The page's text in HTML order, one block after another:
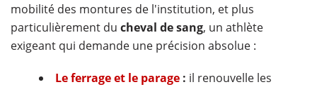
mobilité des montures de l'institution, et plus
particulièrement du cheval de sang, un athlète
exigeant qui demande une précision absolue :
Le ferrage et le parage : il renouvelle les